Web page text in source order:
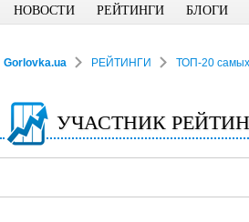
НОВОСТИ РЕЙТИНГИ БЛОГИ
Gorlovka.ua РЕЙТИНГИ ТОП-20
УЧАСТНИК